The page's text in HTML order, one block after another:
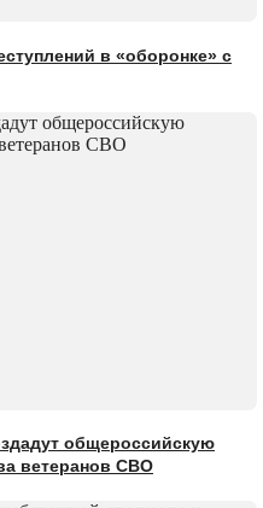
в «оборонке» с
общероссийскую
ветеранов СВО